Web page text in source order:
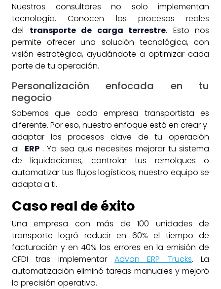
Nuestros consultores no solo implementan
tecnología. Conocen los procesos reales
del transporte de carga terrestre. Esto nos
permite ofrecer una solución tecnológica, con
visión estratégica, ayudándote a optimizar cada
parte de tu operación.
Personalización enfocada en tu
negocio
Sabemos que cada empresa transportista es
diferente. Por eso, nuestro enfoque está en crear y
adaptar los procesos clave de tu operación
al ERP . Ya sea que necesites mejorar tu sistema
de liquidaciones, controlar tus remolques o
automatizar tus flujos logísticos, nuestro equipo se
adapta a ti.
Caso real de éxito
Una empresa con más de 100 unidades de
transporte logró reducir en 60% el tiempo de
facturación y en 40% los errores en la emisión de
CFDI tras implementar Advan ERP Trucks. La
automatización eliminó tareas manuales y mejoró
la precisión operativa.